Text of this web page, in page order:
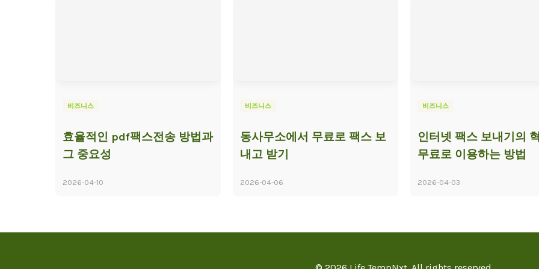
비즈니스
효율적인 pdf팩스전송 방법과
그 중요성
2026-04-10
비즈니스
동사무소에서 무료로 팩스 보
내고 받기
2026-04-06
비즈니스
인터넷 팩스 보내기의
무료로 이용하는 방법
2026-04-03